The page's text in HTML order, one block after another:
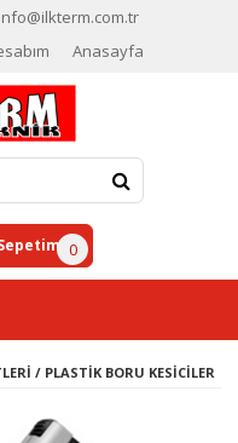
info@ilkterm.com.tr
Anasayfa
0
/ PLASTİK BORU KESİCİLER